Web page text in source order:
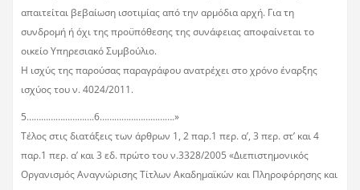
απαιτείται βεβαίωση ισοτιμίας από την αρμόδια αρχή. Για τη
συνδρομή ή όχι της προϋπόθεσης της συνάφειας αποφαίνεται το
οικείο Υπηρεσιακό Συμβούλιο.
Η ισχύς της παρούσας παραγράφου ανατρέχει στο χρόνο έναρξης
ισχύος του ν. 4024/2011.
5……………………….6………………………….»
Τέλος στις διατάξεις των άρθρων 1, 2 παρ.1 περ. α’, 3 περ. στ’ και 4
παρ.1 περ. α’ και 3 εδ. πρώτο του ν.3328/2005 «Διεπιστημονικός
Οργανισμός Αναγνώρισης Τίτλων Ακαδημαϊκών και Πληροφόρησης και